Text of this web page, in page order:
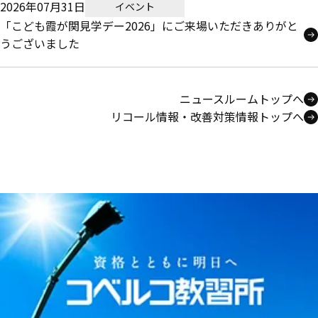
2026年07月31日 イベント
「こども霞が関見学デー2026」にご来場いただきありがと
うございました
ニュースルームトップへ
リコール情報・改善対策情報トップへ